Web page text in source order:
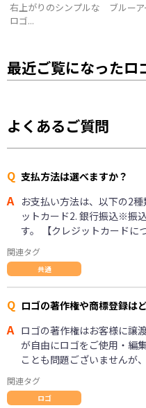
右上がりのシンプルな
ロゴ...
ブルー
最近ご覧になったロ
よくあるご質問
Q 支払方法は選べますか？
A お支払い方法は、以下の2
ットカード2. 銀行振込※振
す。 【クレジットカードに
関連タグ
共通
Q ロゴの著作権や商標登録は
A ロゴの著作権はお客様に譲
が自由にロゴをご使用・編
ことも問題ございませんが
関連タグ
ロゴ